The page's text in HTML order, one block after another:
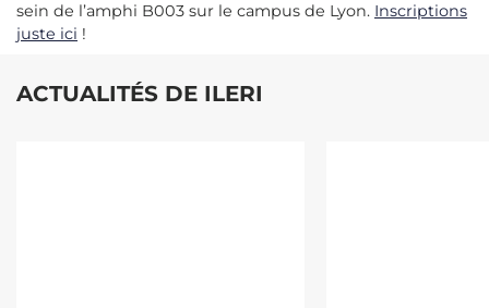
sein de l’amphi B003 sur le campus de Lyon. Inscriptions
juste ici !
ACTUALITÉS DE ILERI